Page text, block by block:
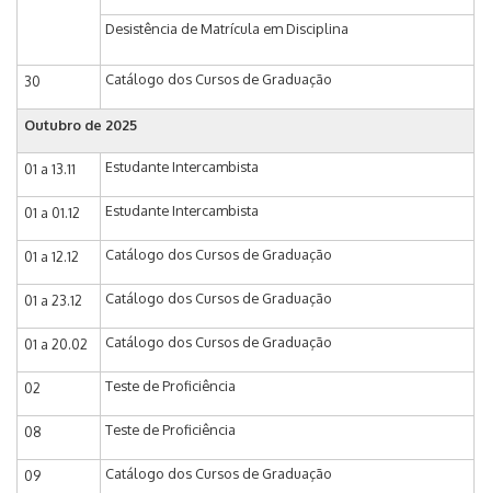
Desistência de Matrícula em Disciplina
30 Catálogo dos Cursos de Graduação
Outubro de 2025
01 a 13.11 Estudante Intercambista
01 a 01.12 Estudante Intercambista
01 a 12.12 Catálogo dos Cursos de Graduação
01 a 23.12 Catálogo dos Cursos de Graduação
01 a 20.02 Catálogo dos Cursos de Graduação
02 Teste de Proficiência
08 Teste de Proficiência
09 Catálogo dos Cursos de Graduação